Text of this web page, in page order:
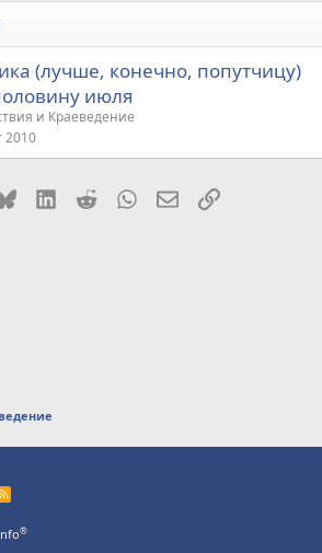
(лучше, конечно, попутчицу)
июля
и Краеведение
2010
BlueskyLinkedIn
RedditWhatsAppЭлектронная
Ссылка
R
®